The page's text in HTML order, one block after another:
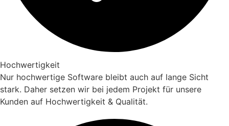
Hochwertigkeit
Nur hochwertige Software bleibt auch auf lange Sicht
stark. Daher setzen wir bei jedem Projekt für unsere
Kunden auf Hochwertigkeit & Qualität.